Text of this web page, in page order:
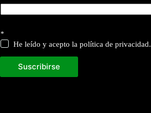
n
a
*
He leído y acepto la política de privacidad.
Suscribirse